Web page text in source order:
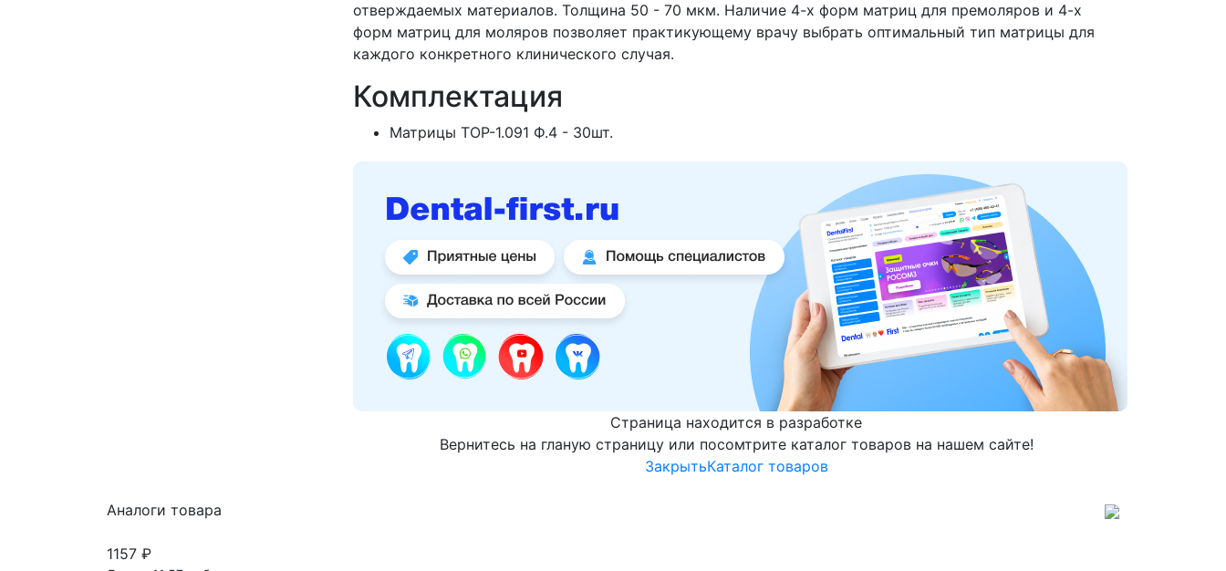
отверждаемых материалов. Толщина 50 - 70 мкм. Наличие 4-х форм матриц для премоляров и 4-х
форм матриц для моляров позволяет практикующему врачу выбрать оптимальный тип матрицы для
каждого конкретного клинического случая.
Комплектация
Матрицы ТОР-1.091 Ф.4 - 30шт.
Страница находится в разработке
Вернитесь на гланую страницу или посомтрите каталог товаров на нашем сайте!
ЗакрытьКаталог товаров
Аналоги товара
1157 ₽